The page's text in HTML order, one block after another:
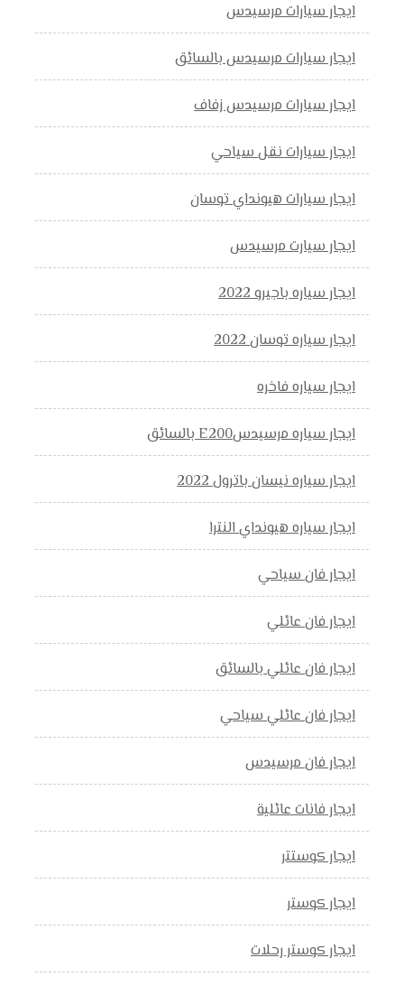
ايجار سيارات مرسيدس
ايجار سيارات مرسيدس بالسائق
ايجار سيارات مرسيدس زفاف
ايجار سيارات نقل سياحي
ايجار سيارات هيونداي توسان
ايجار سيارت مرسيدس
ايجار سياره باجيرو 2022
ايجار سياره توسان 2022
ايجار سياره فاخره
ايجار سياره مرسيدسE200 بالسائق
ايجار سياره نيسان باترول 2022
ايجار سياره هيونداي النترا
ايجار فان سياحي
ايجار فان عائلي
ايجار فان عائلي بالسائق
ايجار فان عائلي سياحي
ايجار فان مرسيدس
ايجار فانات عائلية
ايجار كوستتر
ايجار كوستر
ايجار كوستر رحلات